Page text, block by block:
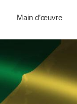
Main d’œuvre